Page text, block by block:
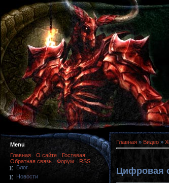
Menu
Главная
О сайте
Гостевая
Обратная связь
Форум
RSS
Блог
Новости
Главная » Видео »
Цифровая